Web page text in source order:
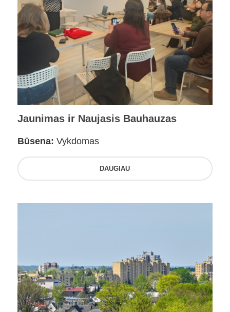
Jaunimas ir Naujasis Bauhauzas
Būsena: Vykdomas
DAUGIAU